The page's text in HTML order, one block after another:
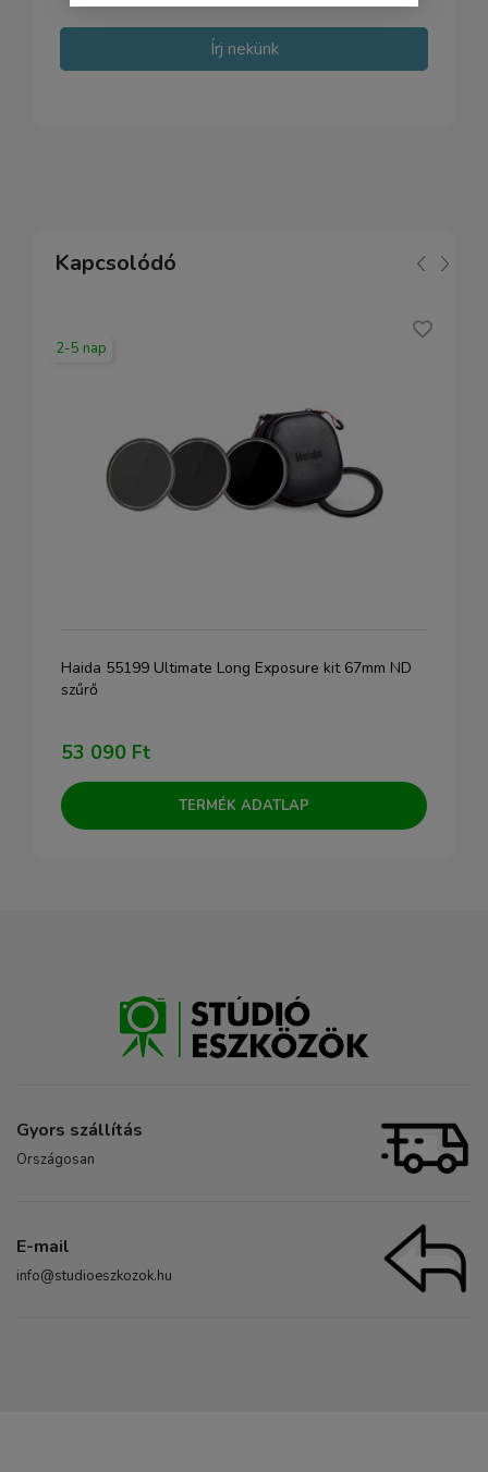
Írj nekünk
Kapcsolódó
2-5 nap
Haida 55199 Ultimate Long Exposure kit 67mm ND
szűrő
53 090 Ft
TERMÉK ADATLAP
Gyors szállítás
Országosan
E-mail
info@studioeszkozok.hu